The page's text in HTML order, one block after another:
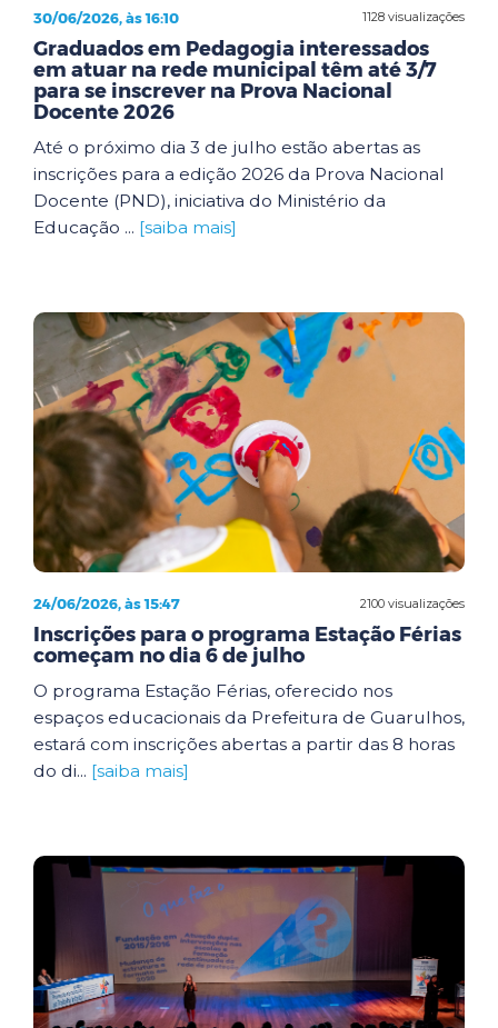
1128 visualizações
30/06/2026, às 16:10
Graduados em Pedagogia interessados
em atuar na rede municipal têm até 3/7
para se inscrever na Prova Nacional
Docente 2026
Até o próximo dia 3 de julho estão abertas as
inscrições para a edição 2026 da Prova Nacional
Docente (PND), iniciativa do Ministério da
Educação ... [saiba mais]
2100 visualizações
24/06/2026, às 15:47
Inscrições para o programa Estação Férias
começam no dia 6 de julho
O programa Estação Férias, oferecido nos
espaços educacionais da Prefeitura de Guarulhos,
estará com inscrições abertas a partir das 8 horas
do di... [saiba mais]